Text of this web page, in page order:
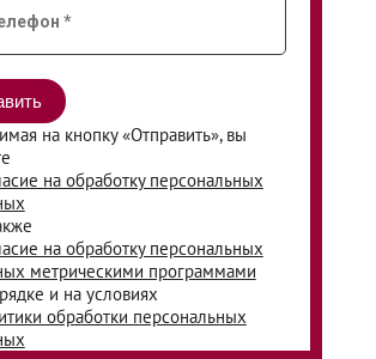
на кнопку «Отправить», вы
на обработку персональных
на обработку персональных
метрическими программами
и на условиях
обработки персональных